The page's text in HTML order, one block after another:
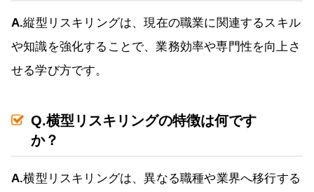
A.縦型リスキリングは、現在の職業に関連するスキル
や知識を強化することで、業務効率や専門性を向上さ
せる学び方です。
Q.横型リスキリングの特徴は何です
か？
A.横型リスキリングは、異なる職種や業界へ移行する